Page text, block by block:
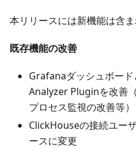
本リリースには新機能は含ま
既存機能の改善
Grafanaダッシュボー
Analyzer Pluginを改善
プロセス監視の改善等）
ClickHouseの接続ユー
ースに変更